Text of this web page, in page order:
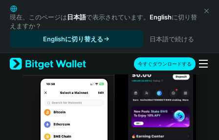
English
日本語
Tiếng Việt
Español (Latinoamérica)
Türkçe
Italiano
Português (Portugal)
現在、このページは日本語で表示されています。 Englishに切り替
えますか？
Englishに切り替える
日本語で続ける
今すぐダウンロードする